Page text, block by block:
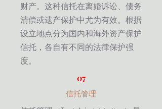
财产。这种信托在离婚诉讼、债务
清偿或遗产保护中尤为有效。根据
设立地点分为国内和海外资产保护
信托，各自有不同的法律保护强
度。
07
信托管理